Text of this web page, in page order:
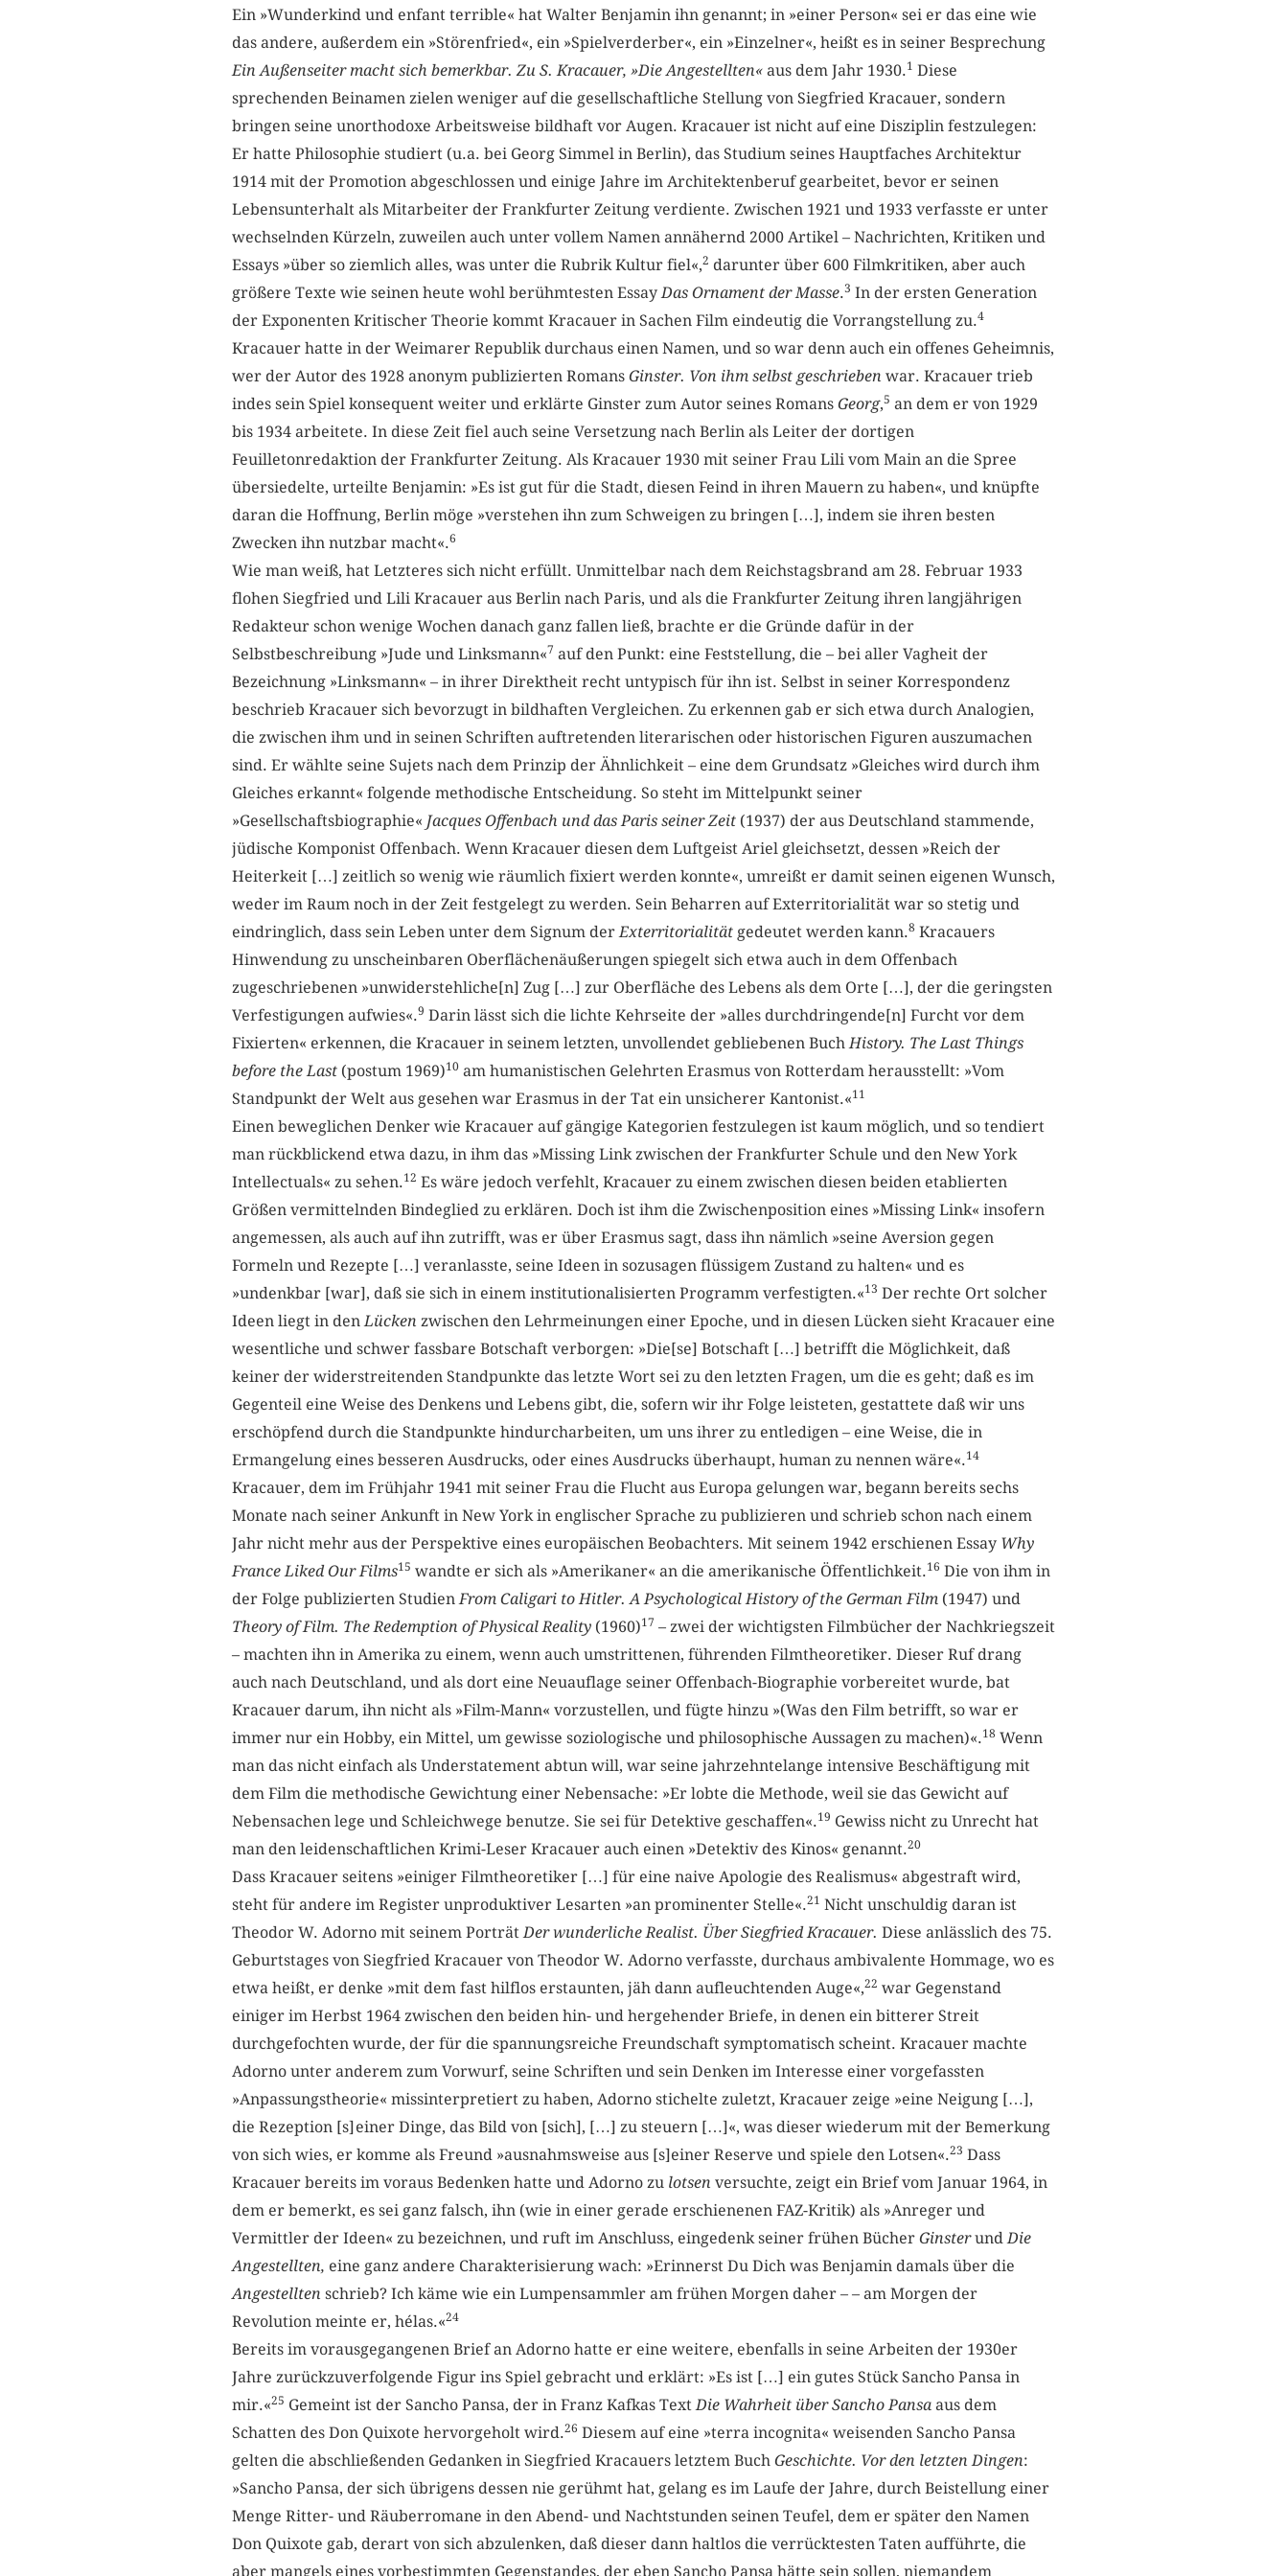
Ein »Wunderkind und enfant terrible« hat Walter Benjamin ihn genannt; in »einer Person« sei er das eine wie
das andere, außerdem ein »Störenfried«, ein »Spielverderber«, ein »Einzelner«, heißt es in seiner Besprechung
Ein Außenseiter macht sich bemerkbar. Zu S. Kracauer, »Die Angestellten« aus dem Jahr 1930.1 Diese
sprechenden Beinamen zielen weniger auf die gesellschaftliche Stellung von Siegfried Kracauer, sondern
bringen seine unorthodoxe Arbeitsweise bildhaft vor Augen. Kracauer ist nicht auf eine Disziplin festzulegen:
Er hatte Philosophie studiert (u.a. bei Georg Simmel in Berlin), das Studium seines Hauptfaches Architektur
1914 mit der Promotion abgeschlossen und einige Jahre im Architektenberuf gearbeitet, bevor er seinen
Lebensunterhalt als Mitarbeiter der Frankfurter Zeitung verdiente. Zwischen 1921 und 1933 verfasste er unter
wechselnden Kürzeln, zuweilen auch unter vollem Namen annähernd 2000 Artikel – Nachrichten, Kritiken und
Essays »über so ziemlich alles, was unter die Rubrik Kultur fiel«,2 darunter über 600 Filmkritiken, aber auch
größere Texte wie seinen heute wohl berühmtesten Essay Das Ornament der Masse.3 In der ersten Generation
der Exponenten Kritischer Theorie kommt Kracauer in Sachen Film eindeutig die Vorrangstellung zu.4
Kracauer hatte in der Weimarer Republik durchaus einen Namen, und so war denn auch ein offenes Geheimnis,
wer der Autor des 1928 anonym publizierten Romans Ginster. Von ihm selbst geschrieben war. Kracauer trieb
indes sein Spiel konsequent weiter und erklärte Ginster zum Autor seines Romans Georg,5 an dem er von 1929
bis 1934 arbeitete. In diese Zeit fiel auch seine Versetzung nach Berlin als Leiter der dortigen
Feuilletonredaktion der Frankfurter Zeitung. Als Kracauer 1930 mit seiner Frau Lili vom Main an die Spree
übersiedelte, urteilte Benjamin: »Es ist gut für die Stadt, diesen Feind in ihren Mauern zu haben«, und knüpfte
daran die Hoffnung, Berlin möge »verstehen ihn zum Schweigen zu bringen […], indem sie ihren besten
Zwecken ihn nutzbar macht«.6
Wie man weiß, hat Letzteres sich nicht erfüllt. Unmittelbar nach dem Reichstagsbrand am 28. Februar 1933
flohen Siegfried und Lili Kracauer aus Berlin nach Paris, und als die Frankfurter Zeitung ihren ­langjährigen
Redakteur schon wenige Wochen danach ganz fallen ließ, brachte er die Gründe dafür in der
Selbstbeschreibung »Jude und Linksmann«7 auf den Punkt: eine Feststellung, die – bei aller Vagheit der
Bezeichnung »Linksmann« – in ihrer Direktheit recht untypisch für ihn ist. Selbst in seiner ­Korrespondenz
beschrieb Kracauer sich bevorzugt in bildhaften Vergleichen. Zu erkennen gab er sich etwa durch ­Analogien,
die zwischen ihm und in seinen Schriften auftretenden literarischen oder historischen ­Figuren ­auszu­machen
sind. Er wählte seine Sujets nach dem Prinzip der Ähnlichkeit – eine dem Grundsatz ­»Gleiches wird durch ihm
Gleiches erkannt« folgende methodische Entscheidung. So steht im Mittelpunkt seiner
»Gesellschaftsbiographie« Jacques Offenbach und das Paris seiner Zeit (1937) der aus Deutschland stammende,
jüdische Komponist Offenbach. Wenn Kracauer diesen dem Luftgeist Ariel gleichsetzt, dessen »Reich der
Heiterkeit […] zeitlich so wenig wie räumlich fixiert werden konnte«, umreißt er damit seinen eigenen Wunsch,
weder im Raum noch in der Zeit festgelegt zu werden. Sein Beharren auf Exterritorialität war so stetig und
eindringlich, dass sein Leben unter dem Signum der ­ Exterritorialität gedeutet werden kann.8 Kracauers
Hinwendung zu unscheinbaren Oberflächenäußerungen spiegelt sich etwa auch in dem Offenbach
zugeschriebenen »unwiderstehliche[n] Zug […] zur Oberfläche des Lebens als dem Orte […], der die geringsten
Verfestigungen aufwies«.9 Darin lässt sich die lichte Kehrseite der »alles durchdringende[n] Furcht vor dem
Fixierten« erkennen, die Kracauer in seinem letzten, unvollendet gebliebenen Buch ­ History. The Last Things
before the Last (postum 1969)10am humanistischen Gelehrten Erasmus von ­Rotterdam herausstellt: »Vom
Standpunkt der Welt aus gesehen war Erasmus in der Tat ein unsicherer Kantonist.«11
Einen beweglichen Denker wie Kracauer auf gängige Kategorien festzulegen ist kaum möglich, und so tendiert
man rückblickend etwa dazu, in ihm das »Missing Link zwischen der Frankfurter Schule und den New York
Intellectuals« zu sehen.12 Es wäre jedoch verfehlt, Kracauer zu einem zwischen diesen beiden etablierten
Größen vermittelnden Bindeglied zu erklären. Doch ist ihm die Zwischenposition eines ­»Missing Link« insofern
angemessen, als auch auf ihn zutrifft, was er über Erasmus sagt, dass ihn nämlich »seine Aversion gegen
Formeln und Rezepte […] veranlasste, seine Ideen in sozusagen flüssigem Zustand zu halten« und es
»undenkbar [war], daß sie sich in einem institutionalisierten Programm verfestigten.«13 Der rechte Ort solcher
Ideen liegt in den Lücken zwischen den Lehrmeinungen einer Epoche, und in diesen Lücken sieht Kracauer eine
wesentliche und schwer fassbare Botschaft verborgen: »Die[se] Botschaft […] betrifft die Möglichkeit, daß
keiner der widerstreitenden Standpunkte das letzte Wort sei zu den letzten Fragen, um die es geht; daß es im
Gegenteil eine Weise des Denkens und Lebens gibt, die, sofern wir ihr Folge leisteten, gestattete daß wir uns
erschöpfend durch die Standpunkte hindurcharbeiten, um uns ihrer zu entledigen – eine Weise, die in
Ermangelung eines besseren Ausdrucks, oder eines Ausdrucks überhaupt, human zu nennen wäre«.14
Kracauer, dem im Frühjahr 1941 mit seiner Frau die Flucht aus Europa gelungen war, begann bereits sechs
Monate nach seiner Ankunft in New York in englischer Sprache zu publizieren und schrieb schon nach einem
Jahr nicht mehr aus der Perspektive eines europäischen Beobachters. Mit seinem 1942 erschienen Essay Why
France Liked Our Films15 wandte er sich als »Amerikaner« an die amerikanische Öffentlichkeit.16 Die von ihm in
der Folge publizierten Studien From Caligari to Hitler. A Psychological History of the German Film (1947) und
Theory of Film. The Redemption of Physical Reality (1960)17 – zwei der wichtigsten Film­bücher der Nachkriegszeit
– machten ihn in Amerika zu einem, wenn auch umstrittenen, führenden Filmtheoretiker. Dieser Ruf drang
auch nach Deutschland, und als dort eine Neuauflage seiner Offenbach-­Biographie vorbereitet wurde, bat
Kracauer darum, ihn nicht als »Film-Mann« vorzustellen, und fügte hinzu »(Was den Film betrifft, so war er
immer nur ein Hobby, ein Mittel, um gewisse soziologische und philosophische Aussagen zu machen)«.18 Wenn
man das nicht einfach als Understatement abtun will, war seine jahrzehntelange intensive Beschäftigung mit
dem Film die methodische Gewichtung einer Nebensache: »Er lobte die Methode, weil sie das Gewicht auf
Nebensachen lege und Schleichwege benutze. Sie sei für Detektive geschaffen«.19 Gewiss nicht zu Unrecht hat
man den leidenschaftlichen Krimi-Leser ­Kracauer auch einen »Detektiv des Kinos« genannt.20
Dass Kracauer seitens »einiger Filmtheoretiker […] für eine naive Apologie des Realismus« abgestraft wird,
steht für andere im Register unproduktiver Lesarten »an prominenter Stelle«.21 Nicht unschuldig daran ist
Theodor W. Adorno mit seinem Porträt Der wunderliche Realist. Über Siegfried Kracauer. Diese anlässlich des 75.
Geburtstages von Siegfried Kracauer von Theodor W. Adorno verfasste, durchaus ambivalente Hommage, wo es
etwa heißt, er denke »mit dem fast hilflos erstaunten, jäh dann aufleuchtenden Auge«,22 war Gegenstand
einiger im Herbst 1964 zwischen den beiden hin- und hergehender Briefe, in denen ein bitterer Streit
durchgefochten wurde, der für die spannungsreiche Freundschaft symptomatisch scheint. Kracauer machte
Adorno unter anderem zum Vorwurf, seine Schriften und sein Denken im Interesse einer vorgefassten
»Anpassungstheorie« missinterpretiert zu haben, Adorno stichelte zuletzt, Kracauer zeige »eine Neigung […],
die Rezeption [s] einer Dinge, das Bild von [sich], […] zu steuern […]«, was dieser wiederum mit der Bemerkung
von sich wies, er komme als Freund »ausnahmsweise aus [s]einer Reserve und spiele den Lotsen«.23 Dass
Kracauer bereits im voraus Bedenken hatte und Adorno zu lotsen versuchte, zeigt ein Brief vom Januar 1964, in
dem er bemerkt, es sei ganz falsch, ihn (wie in einer gerade erschienenen FAZ-Kritik) als »Anreger und
Vermittler der Ideen« zu bezeichnen, und ruft im Anschluss, eingedenk seiner frühen Bücher Ginsterund Die
Angestellten, eine ganz andere Charakterisierung wach: »Erinnerst Du Dich was Benjamin damals über die
Angestellten schrieb? Ich käme wie ein Lumpensammler am ­frühen Morgen daher – – am Morgen der
Revolution meinte er, hélas.«24
Bereits im vorausgegangenen Brief an Adorno hatte er eine weitere, ebenfalls in seine Arbeiten der 1930er
Jahre zurückzuverfolgende Figur ins Spiel gebracht und erklärt: »Es ist […] ein gutes Stück Sancho Pansa in
mir.«25 Gemeint ist der Sancho Pansa, der in Franz Kafkas Text Die Wahrheit über Sancho Pansaaus dem
Schatten des Don Quixote hervorgeholt wird.26 Diesem auf eine »terra incognita« weisenden ­Sancho Pansa
gelten die abschließenden Gedanken in Siegfried Kracauers letztem Buch Geschichte. Vor den ­letzten ­Dingen:
»Sancho Pansa, der sich übrigens dessen nie gerühmt hat, gelang es im Laufe der Jahre, durch Beistellung einer
Menge Ritter- und Räuberromane in den Abend- und Nachtstunden seinen Teufel, dem er später den Namen
Don Quixote gab, derart von sich abzulenken, daß dieser dann haltlos die verrücktesten Taten aufführte, die
aber mangels eines vorbestimmten Gegenstandes, der eben Sancho Pansa hätte sein sollen, niemandem